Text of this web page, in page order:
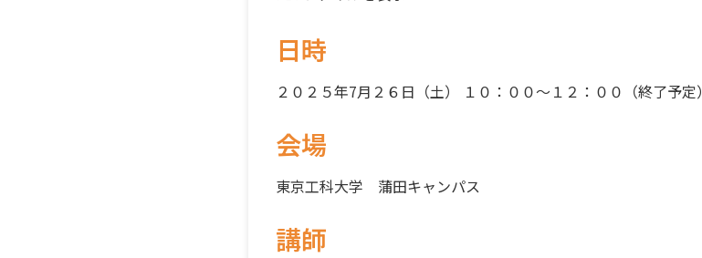
日時
２０２５年7月２６日（土） １０：００〜１２：００（終了予定）
会場
東京工科大学 蒲田キャンパス
講師